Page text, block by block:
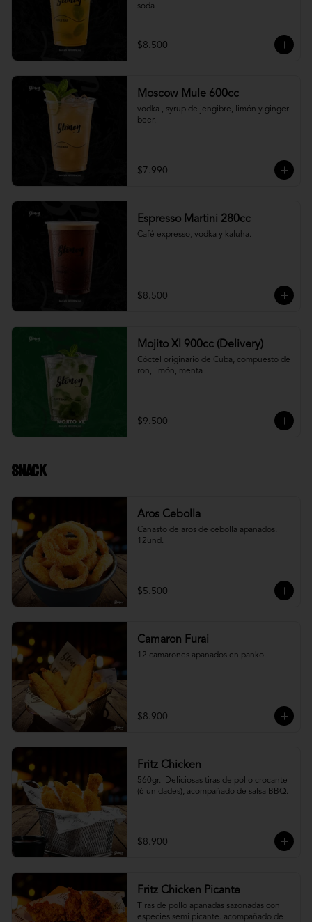
soda
$8.500
Moscow Mule 600cc
vodka , syrup de jengibre, limón y ginger
beer.
$7.990
Espresso Martini 280cc
Café expresso, vodka y kaluha.
$8.500
Mojito Xl 900cc (Delivery)
Cóctel originario de Cuba, compuesto de
ron, limón, menta
$9.500
Snack
Aros Cebolla
Canasto de aros de cebolla apanados.
12und.
$5.500
Camaron Furai
12 camarones apanados en panko.
$8.900
Fritz Chicken
560gr.  Deliciosas tiras de pollo crocante
(6 unidades), acompañado de salsa BBQ.
$8.900
Fritz Chicken Picante
Tiras de pollo apanadas sazonadas con
especies semi picante. acompañado de